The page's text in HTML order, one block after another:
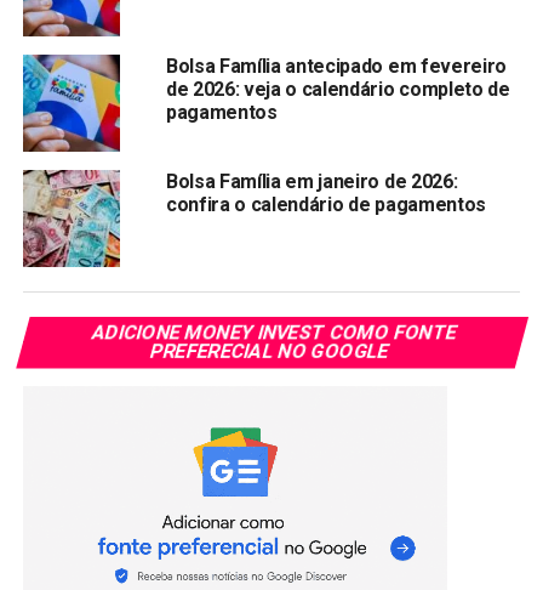
(bets).
O Bolsa Família é um programa de transferência de renda
com condicionalidades na saúde e na educação, destinado
a famílias inscritas no Cadastro Único em situação de
pobreza, com renda per capita de até R$ 218,00 (duzentos
e dezoito reais).
Compartilhar:
Copy
Link
WhatsApp
Twitter
Facebook
Reddit
Email
TÓPICOS RELACIONADOS: BOLSA FAMILIA
“Dinheiro esquecido”: consumidores têm poucos
dias para sacar antes que vá para o governo
Bets avançam e têm tudo para tirar mais dinheiro
dos brasileiros
Bolsa Família antecipado em fevereiro
de 2026: veja o calendário completo de
pagamentos
Bolsa Família em janeiro de 2026:
confira o calendário de pagamentos
ADICIONE MONEY INVEST COMO FONTE
PREFERECIAL NO GOOGLE